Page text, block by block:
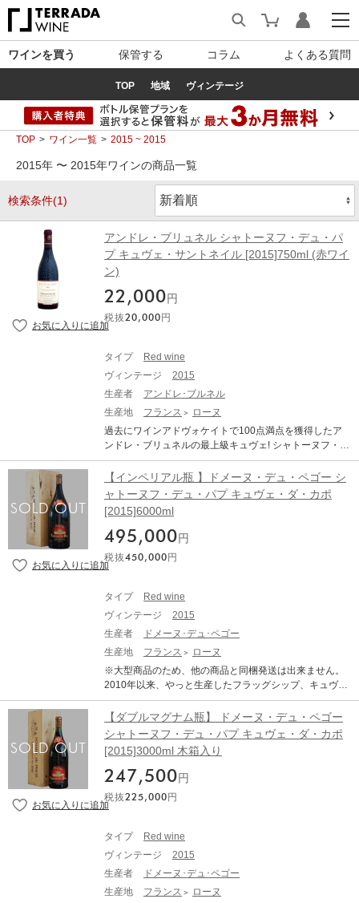
ワインを買う 保管する コラム よくある質問
TOP 地域 ヴィンテージ
TOP ワイン一覧 2015 ~ 2015
2015年 〜 2015年ワインの商品一覧
検索条件(1)
アンドレ・ブリュネル シャトーヌフ・デュ・パ
プ キュヴェ・サントネイル [2015]750ml (赤ワイ
ン)
22,000 円
税抜20,000 円
タイプ
Red wine
ヴィンテージ
2015
生産者
アンドレ･ブルネル
生産地
フランス
ローヌ
過去にワインアドヴォケイトで100点満点を獲得したア
ンドレ・ブリュネルの最上級キュヴェ! シャトーヌフ・デ
ュ・パプの最もエネルギッシュで、力量のある生産者の
一人です。父親の仕事であるワイン造りに参加するよう
になると、めきめきとトップクラスの生産者としての頭
角を現しました。今や世界的に有名になってしまったア
ンドレ・ブルネルのワインは、私どもも何とか僅かでも
量を増やしていただこうと、毎年の買い付けには必ず訪
問するほどです。オリジナリティに溢れる造り手によっ
て生み出されるワインは、シャトーヌフ・デュ・パプ
え、並の生産者のシャトーヌフ・デュ・パプの品質を上
回ります。 ローヌのトップ・エノログのフィリップ・カ
ンビがコンサルタントとして参加し、丸いタンニン、豊
富な果実味といった、時代のニーズに合ったワインとな
りました。また、2015年から醸造担当としてロマンが参
ています。スタンダードクラスのワインでさえ、長めの
マセラシオンを行い、エレガントでバランスの取れたワ
に、必ず1年は落ち着かせてから出荷したいと考えていま
す。アンドレが考える南部ローヌワインの魅力は、飲み
やすく親しみやすく、食事に合わせやすい味わいである
トネール」は、樹齢100年以上の葡萄から造られるアン
ドレ・ブリュネルのスペシャル・キュヴェ、別格の豪華
さや華やかさを持つ、まさに夢のようなワイン。毎年造
年、03,年、05年、06年、07年、10年、12年に生産され
ました。 ファルゲロルの南の最も素晴らしい区画の100
のが始まりです。元々グルナッシュ・ノワールだけの畑
でしたが、ミストラルが強く吹く畑で、折れた樹や枯れ
【インペリアル瓶 】ドメーヌ・デュ・ペゴー シ
ャトーヌフ・デュ・パプ キュヴェ・ダ・カポ
[2015]6000ml
495,000 円
税抜450,000 円
タイプ
Red wine
ヴィンテージ
2015
生産者
ドメーヌ･デュ･ペゴー
生産地
フランス
ローヌ
※大型商品のため、他の商品と同梱発送は出来ません。
2010年以来、やっと生産したフラッグシップ、キュヴ
ェ・ダ・カーポ2015年 長期熟成の効くペゴーのワインは
セラーにいくら揃えても、決して後悔することはない。
パーカー氏も「もし見つけたら、必ず手に入れておくべ
き」と語るドメーヌ・デュペゴーの最高峰「キュヴェ・
ダ・カポ」。 Da Capoは演奏記号ダ・カーポからとった
もの。Da Capoに使われる葡萄は、樹齢約100年の砂質
土壌からは長い余韻を、樹齢80年の石ころのある土壌か
らは複雑さを引き出し、それぞれ、配合比率は約8：2。
10年、そして今回5年ぶりにリリースされた2015年もワ
インアドヴォケイト98ポイントと素晴らしい評価が与え
られました。樹齢100年の古樹から生まれるこのワイン
は、まさに『奇跡のワイン』と言えるでしょう。 ■テク
ニカル情報■ 産地：ローヌヴァレー南部AOCシャトーヌ
【ダブルマグナム瓶】 ドメーヌ・デュ・ペゴー
シャトーヌフ・デュ・パプ キュヴェ・ダ・カポ
[2015]3000ml 木箱入り
247,500 円
税抜225,000 円
タイプ
Red wine
ヴィンテージ
2015
生産者
ドメーヌ･デュ･ペゴー
生産地
フランス
ローヌ